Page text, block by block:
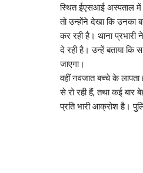
स्थित ईएसआई अस्पताल में
तो उन्होंने देखा कि उनका
कर रही है। थाना प्रभारी
दे रही है। उन्हें बताया कि
जाएगा।
वहीं नवजात बच्चे के
से रो रही हैं, तथा कई
प्रति भारी आक्रोश है।